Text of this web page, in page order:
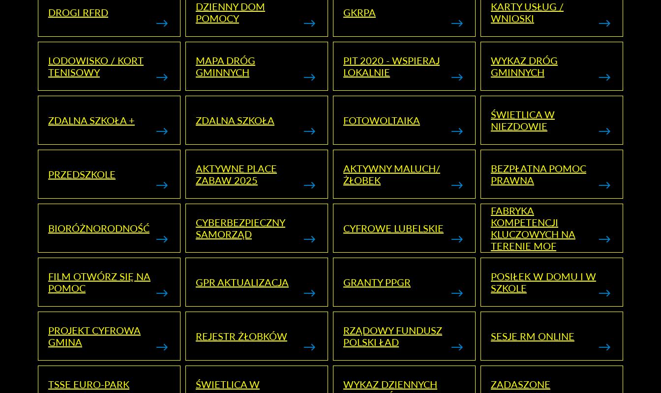
DROGI RFRD
DZIENNY DOM
POMOCY
GKRPA
KARTY USŁUG /
WNIOSKI
LODOWISKO / KORT
TENISOWY
MAPA DRÓG
GMINNYCH
PIT 2020 - WSPIERAJ
LOKALNIE
WYKAZ DRÓG
GMINNYCH
ZDALNA SZKOŁA + ZDALNA SZKOŁA FOTOWOLTAIKA
ŚWIETLICA W
NIEZDOWIE
PRZEDSZKOLE
AKTYWNE PLACE
ZABAW 2025
AKTYWNY MALUCH/
ŻŁOBEK
BEZPŁATNA POMOC
PRAWNA
BIORÓŻNORODNOŚĆ
CYBERBEZPIECZNY
SAMORZĄD
CYFROWE LUBELSKIE
FABRYKA
KOMPETENCJI
KLUCZOWYCH NA
TERENIE MOF
FILM OTWÓRZ SIĘ NA
POMOC
GPR AKTUALIZACJA GRANTY PPGR
POSIŁEK W DOMU I W
SZKOLE
PROJEKT CYFROWA
GMINA
REJESTR ŻŁOBKÓW
RZĄDOWY FUNDUSZ
POLSKI ŁAD
SESJE RM ONLINE
TSSE EURO-PARK
ŚWIETLICA W
WYKAZ DZIENNYCH
ZADASZONE